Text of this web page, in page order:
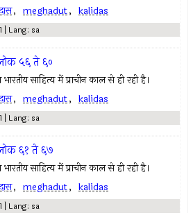
, meghadut, kalidas
| Lang: sa
५६ ते ६०
साहित्य में प्राचीन काल से ही रही है।
, meghadut, kalidas
| Lang: sa
६१ ते ६७
साहित्य में प्राचीन काल से ही रही है।
, meghadut, kalidas
| Lang: sa